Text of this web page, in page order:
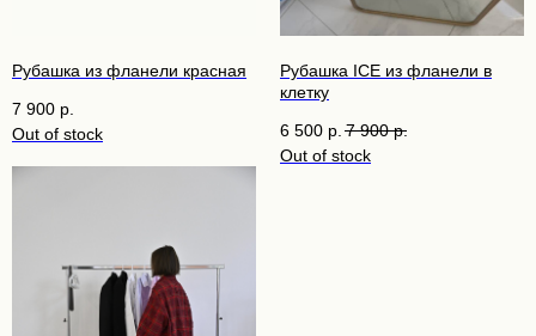
Рубашка из фланели красная
7 900 р.
Out of stock
Рубашка ICE из фланели в
клетку
6 500 р. 7 900 р.
Out of stock